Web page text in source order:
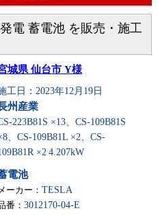
電 蓄電池 を販売・施工
城県 仙台市 Y様
工日：2023年12月19日
州産業
223B81S ×13、CS-109B81S
、CS-109B81L ×2、CS-
×2 4.207kW
電池
メーカー： TESLA
番： 3012170-04-E